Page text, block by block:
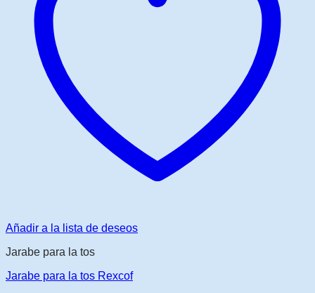
Añadir a la lista de deseos
Jarabe para la tos
Jarabe para la tos Rexcof